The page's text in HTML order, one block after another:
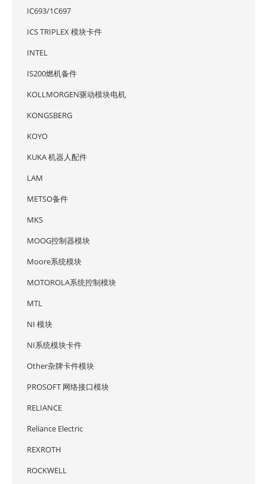
IC693/1C697
ICS TRIPLEX 模块卡件
INTEL
IS200燃机备件
KOLLMORGEN驱动模块电机
KONGSBERG
KOYO
KUKA 机器人配件
LAM
METSO备件
MKS
MOOG控制器模块
Moore系统模块
MOTOROLA系统控制模块
MTL
NI 模块
NI系统模块卡件
Other杂牌卡件模块
PROSOFT 网络接口模块
RELIANCE
Reliance Electric
REXROTH
ROCKWELL